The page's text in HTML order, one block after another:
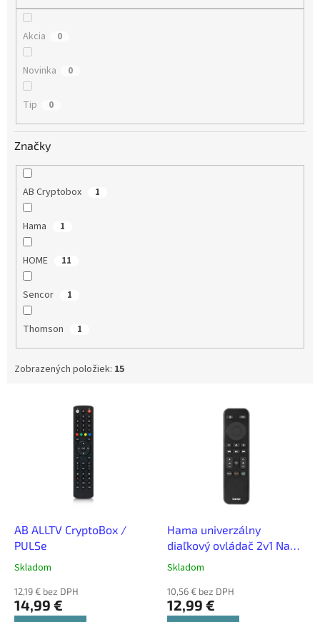
Akcia 0
Novinka 0
Tip 0
Značky
AB Cryptobox 1
Hama 1
HOME 11
Sencor 1
Thomson 1
Zobrazených položiek: 15
AB ALLTV CryptoBox /
PULSe
Skladom
12,19 € bez DPH
14,99 €
Hama univerzálny
diaľkový ovládač 2v1 Nano,
stream TV
Skladom
10,56 € bez DPH
12,99 €